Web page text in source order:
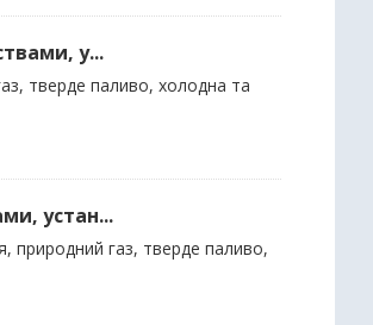
у...
тверде паливо, холодна та
устан...
природний газ, тверде паливо,